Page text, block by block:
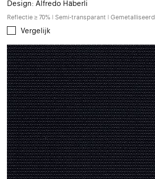
Design: Alfredo Häberli
Reflectie ≥ 70% | Semi-transparant | Gemetalliseerd
Vergelijk